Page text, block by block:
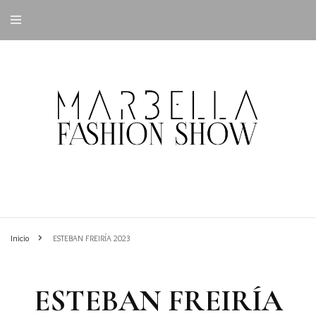
Inicio ESTEBAN FREIRÍA 2023
ESTEBAN FREIRÍA